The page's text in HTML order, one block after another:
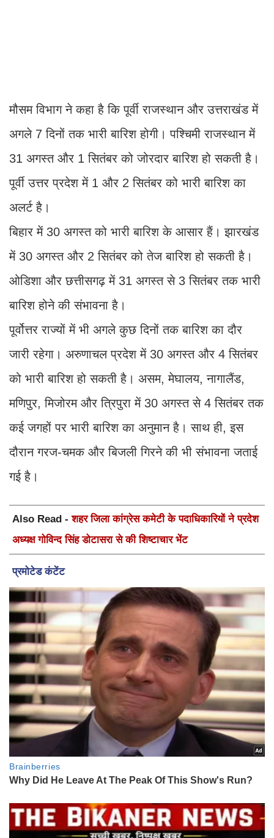
मौसम विभाग ने कहा है कि पूर्वी राजस्थान और उत्तराखंड में
अगले 7 दिनों तक भारी बारिश होगी। पश्चिमी राजस्थान में
31 अगस्त और 1 सितंबर को जोरदार बारिश हो सकती है।
पूर्वी उत्तर प्रदेश में 1 और 2 सितंबर को भारी बारिश का
अलर्ट है।
बिहार में 30 अगस्त को भारी बारिश के आसार हैं। झारखंड
में 30 अगस्त और 2 सितंबर को तेज बारिश हो सकती है।
ओडिशा और छत्तीसगढ़ में 31 अगस्त से 3 सितंबर तक भारी
बारिश होने की संभावना है।
पूर्वोत्तर राज्यों में भी अगले कुछ दिनों तक बारिश का दौर
जारी रहेगा। अरुणाचल प्रदेश में 30 अगस्त और 4 सितंबर
को भारी बारिश हो सकती है। असम, मेघालय, नागालैंड,
मणिपुर, मिजोरम और त्रिपुरा में 30 अगस्त से 4 सितंबर तक
कई जगहों पर भारी बारिश का अनुमान है। साथ ही, इस
दौरान गरज-चमक और बिजली गिरने की भी संभावना जताई
गई है।
Also Read -शहर जिला कांग्रेस कमेटी के पदाधिकारियों ने प्रदेश
अध्यक्ष गोविन्द सिंह डोटासरा से की शिष्टाचार भेंट